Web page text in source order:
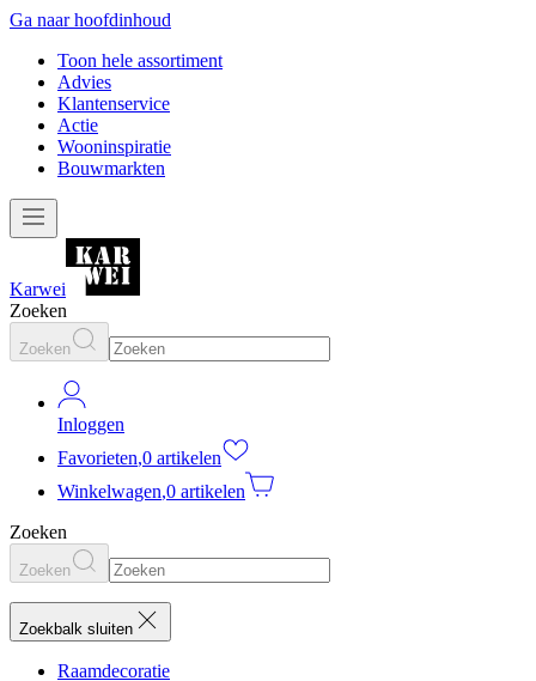
Ga naar hoofdinhoud
Toon hele assortiment
Advies
Klantenservice
Actie
Wooninspiratie
Bouwmarkten
Karwei
Zoeken
Zoeken
Inloggen
Favorieten,0 artikelen
Winkelwagen,0 artikelen
Zoeken
Zoeken
Zoekbalk sluiten
Raamdecoratie